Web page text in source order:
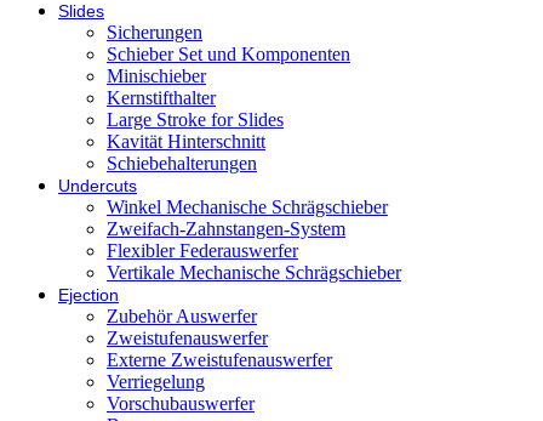
Slides
Sicherungen
Schieber Set und Komponenten
Minischieber
Kernstifthalter
Large Stroke for Slides
Kavität Hinterschnitt
Schiebehalterungen
Undercuts
Winkel Mechanische Schrägschieber
Zweifach-Zahnstangen-System
Flexibler Federauswerfer
Vertikale Mechanische Schrägschieber
Ejection
Zubehör Auswerfer
Zweistufenauswerfer
Externe Zweistufenauswerfer
Verriegelung
Vorschubauswerfer